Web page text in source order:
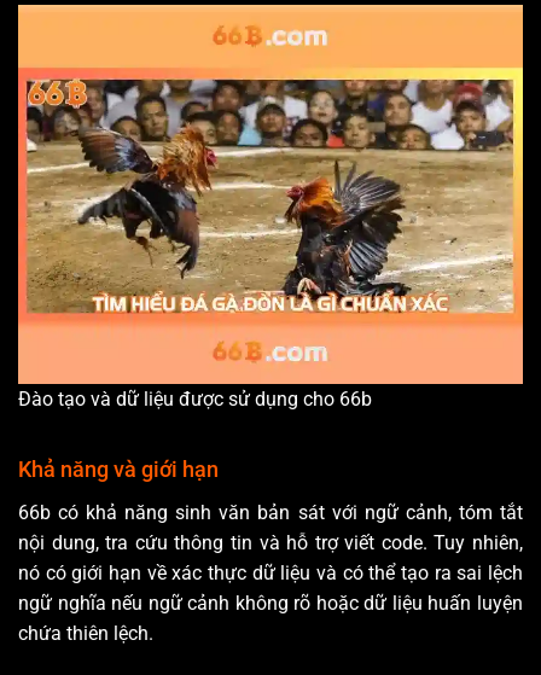
Đào tạo và dữ liệu được sử dụng cho 66b
Khả năng và giới hạn
66b có khả năng sinh văn bản sát với ngữ cảnh, tóm tắt
nội dung, tra cứu thông tin và hỗ trợ viết code. Tuy nhiên,
nó có giới hạn về xác thực dữ liệu và có thể tạo ra sai lệch
ngữ nghĩa nếu ngữ cảnh không rõ hoặc dữ liệu huấn luyện
chứa thiên lệch.